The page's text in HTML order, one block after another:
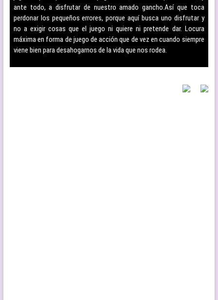
ante todo, a disfrutar de nuestro amado gancho.Así que toca
perdonar los pequeños errores, porque aquí busca uno disfrutar y
no a exigir cosas que el juego ni quiere ni pretende dar. Locura
máxima en forma de juego de acción que de vez en cuando siempre
viene bien para desahogarnos de la vida que nos rodea.